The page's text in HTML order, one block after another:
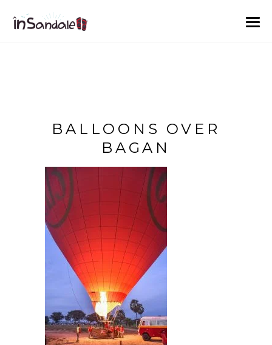
BALLOONS OVER
BAGAN